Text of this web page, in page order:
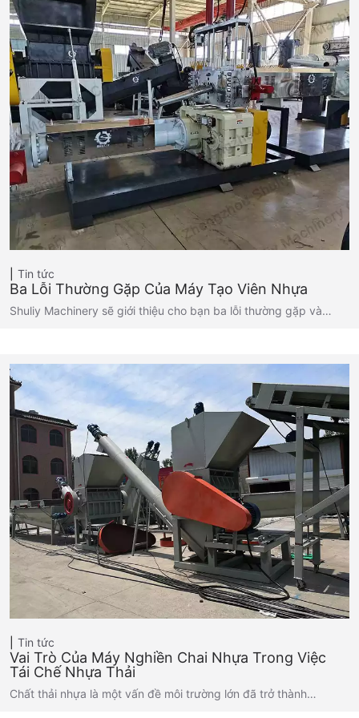
Tin tức
Ba Lỗi Thường Gặp Của Máy Tạo Viên Nhựa
Shuliy Machinery sẽ giới thiệu cho bạn ba lỗi thường gặp và…
Tin tức
Vai Trò Của Máy Nghiền Chai Nhựa Trong Việc
Tái Chế Nhựa Thải
Chất thải nhựa là một vấn đề môi trường lớn đã trở thành…